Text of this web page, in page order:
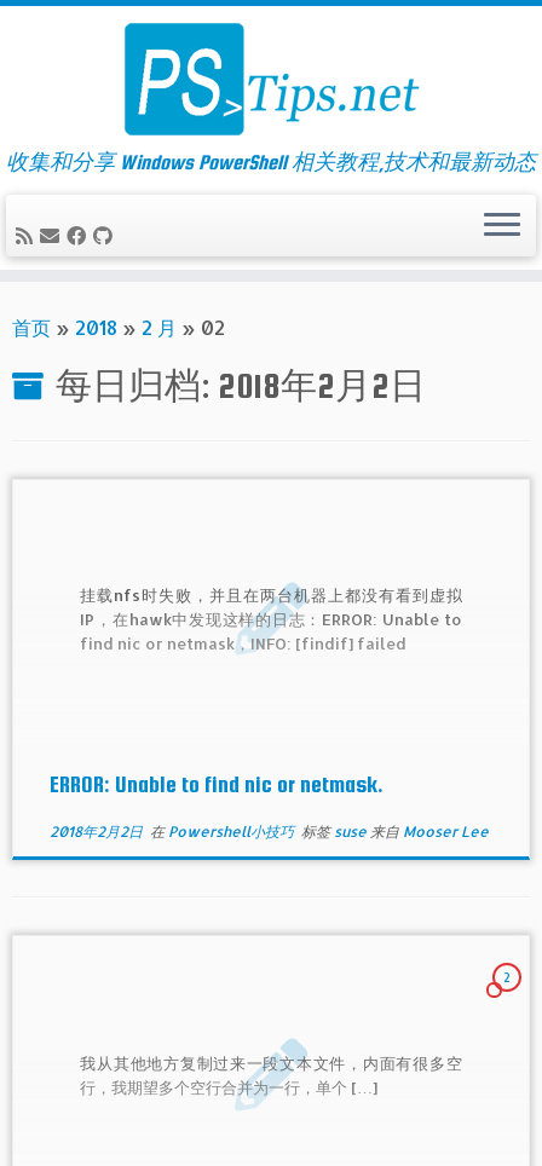
Skip
收集和分享 Windows PowerShell 相关教程,技术和最新动态
首页 » 2018 » 2 月 » 02
每日归档: 2018年2月2日
挂载nfs时失败，并且在两台机器上都没有看到虚拟
IP，在hawk中发现这样的日志：ERROR: Unable to
find nic or netmask，INFO: [findif] failed
ERROR: Unable to find nic or netmask.
2018年2月2日在 Powershell小技巧 标签suse 来自 Mooser Lee
2
我从其他地方复制过来一段文本文件，内面有很多空
行，我期望多个空行合并为一行，单个 […]